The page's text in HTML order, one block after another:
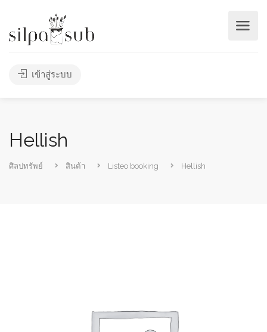
เข้าสู่ระบบ
Hellish
ศิลปทรัพย์ สินค้า Listeo booking Hellish